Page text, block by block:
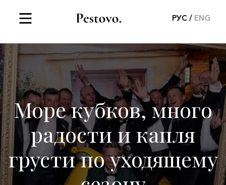
РУС ENG
Море кубков, много
радости и капля
грусти по уходящему